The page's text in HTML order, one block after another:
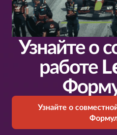
Узнайте о
работе
Узнайте о